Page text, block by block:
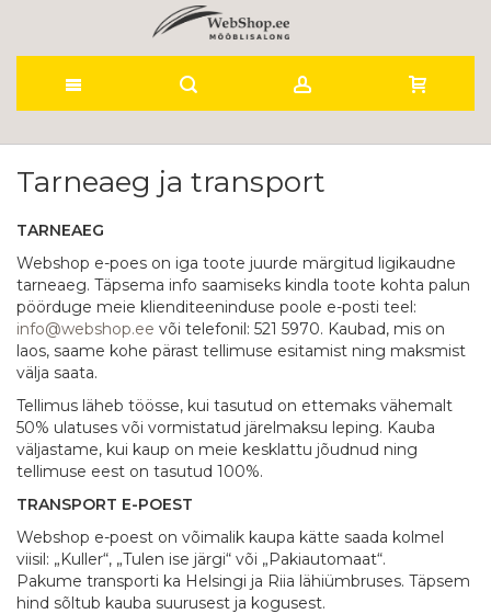
to
Tarneaeg ja transport
TARNEAEG
Webshop e-poes on iga toote juurde märgitud ligikaudne
tarneaeg. Täpsema info saamiseks kindla toote kohta palun
pöörduge meie klienditeeninduse poole e-posti teel:
info@webshop.ee või telefonil: 521 5970. Kaubad, mis on
laos, saame kohe pärast tellimuse esitamist ning maksmist
välja saata.
Tellimus läheb töösse, kui tasutud on ettemaks vähemalt
50% ulatuses või vormistatud järelmaksu leping. Kauba
väljastame, kui kaup on meie kesklattu jõudnud ning
tellimuse eest on tasutud 100%.
TRANSPORT E-POEST
Webshop e-poest on võimalik kaupa kätte saada kolmel
viisil: „Kuller“, „Tulen ise järgi“ või „Pakiautomaat“.
Pakume transporti ka Helsingi ja Riia lähiümbruses. Täpsem
hind sõltub kauba suurusest ja kogusest.